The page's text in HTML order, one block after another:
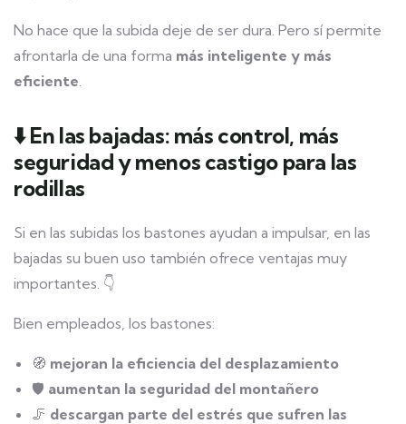
No hace que la subida deje de ser dura. Pero sí permite
afrontarla de una forma más inteligente y más
eficiente.
⬇️ En las bajadas: más control, más
seguridad y menos castigo para las
rodillas
Si en las subidas los bastones ayudan a impulsar, en las
bajadas su buen uso también ofrece ventajas muy
importantes. 👇
Bien empleados, los bastones:
🧭 mejoran la eficiencia del desplazamiento
🛡️ aumentan la seguridad del montañero
🦵 descargan parte del estrés que sufren las